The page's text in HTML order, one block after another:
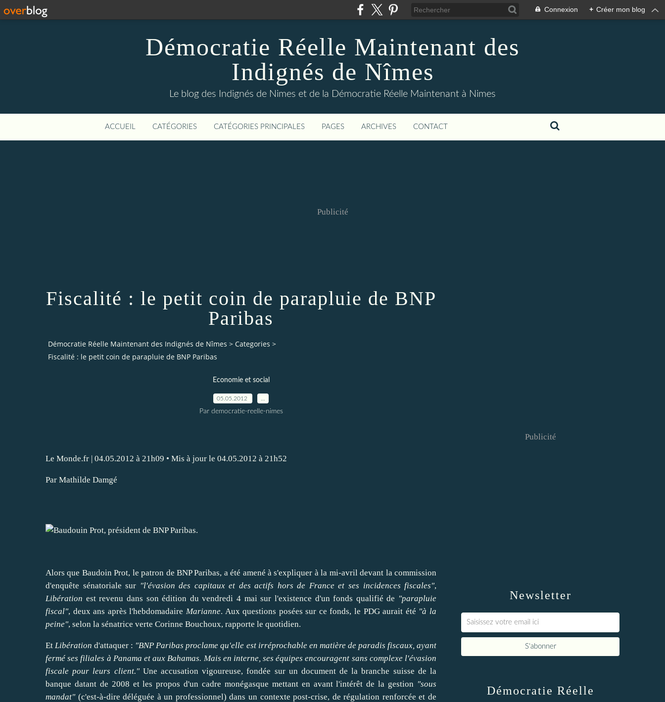
Connexion + Créer mon blog
Démocratie Réelle Maintenant des
Indignés de Nîmes
Le blog des Indignés de Nimes et de la Démocratie Réelle Maintenant à Nimes
ACCUEIL CATÉGORIES CATÉGORIES PRINCIPALES PAGES ARCHIVES CONTACT
Publicité
Fiscalité : le petit coin de parapluie de BNP
Paribas
Démocratie Réelle Maintenant des Indignés de Nîmes > Categories >
Fiscalité : le petit coin de parapluie de BNP Paribas
Economie et social
05.05.2012
Par democratie-reelle-nimes
Le Monde.fr | 04.05.2012 à 21h09 • Mis à jour le 04.05.2012 à 21h52
Par Mathilde Damgé
Alors que Baudoin Prot, le patron de BNP Paribas, a été amené à s'expliquer à la mi-avril devant lacommission
d'enquête sénatoriale sur "l'évasion des capitaux et des actifs hors de France et ses incidences fiscales",
Libération est revenu dans son édition du vendredi 4 mai sur l'existence d'un fonds qualifié de "parapluie
fiscal", deux ans après l'hebdomadaire Marianne. Aux questions posées sur ce fonds, le PDG aurait été "à la
peine", selon la sénatrice verte Corinne Bouchoux, rapporte le quotidien.
Et Libération d'attaquer : "BNP Paribas proclame qu'elle est irréprochable en matière de paradis fiscaux, ayant
fermé ses filiales à Panama et aux Bahamas. Mais en interne, ses équipes encouragent sans complexe l'évasion
fiscale pour leurs client."Une accusation vigoureuse, fondée sur un document de la branche suisse de la
banque datant de 2008 et les propos d'un cadre monégasque mettant en avant l'intérêt de la gestion "sous
mandat" (c'est-à-dire déléguée à un professionnel) dans un contexte post-crise, de régulation renforcée et de
Newsletter
Publicité
Démocratie Réelle